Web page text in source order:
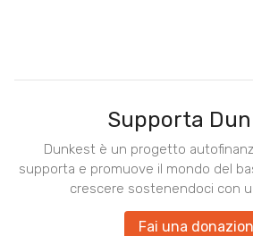
Supporta
Dunkest è un progetto
supporta e promuove il mondo del
crescere sostenendoci con
Fai una